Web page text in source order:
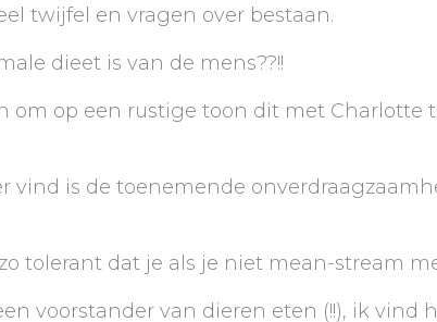
twijfel en vragen over bestaan.
dieet is van de mens??!!
om op een rustige toon dit met Charlotte
vind is de toenemende
tolerant dat je als je niet mean-stream
voorstander van dieren eten (!!), ik